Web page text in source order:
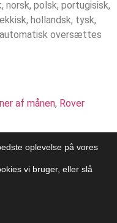
polsk, portugisisk,
hollandsk, tysk,
automatisk oversættes
af månen, Rover
oplevelse på vores
vi bruger, eller slå